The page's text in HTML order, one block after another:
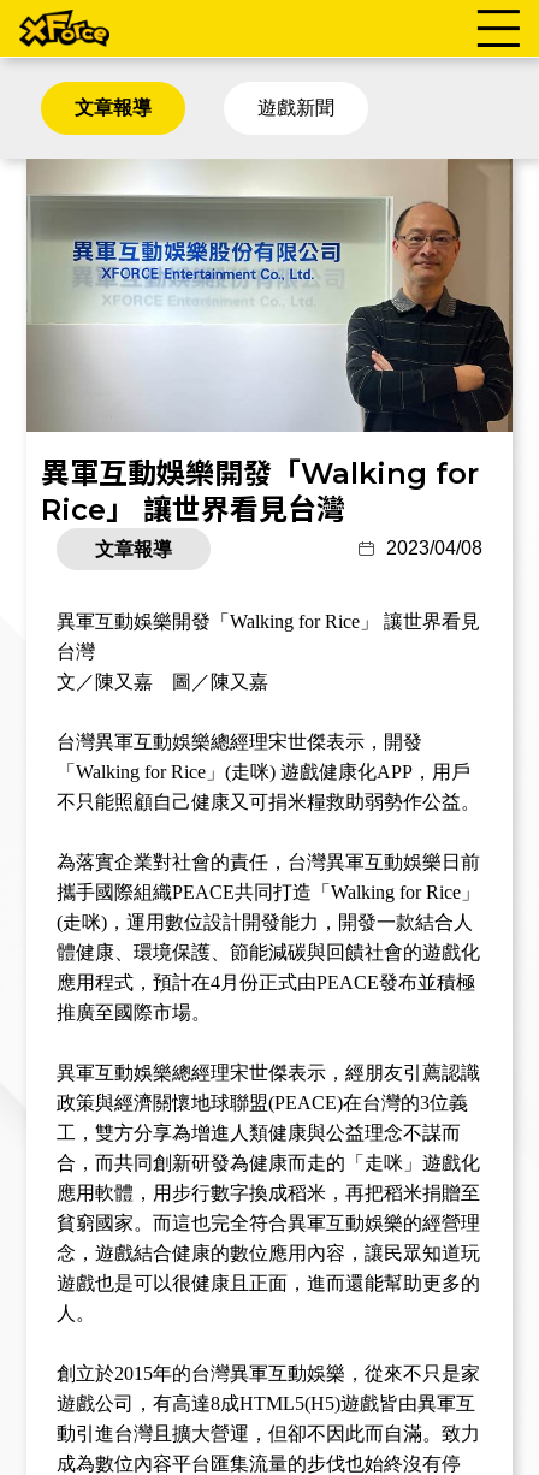
文章報導 遊戲新聞
異軍互動娛樂開發「Walking for
Rice」 讓世界看見台灣
文章報導 2023/04/08
異軍互動娛樂開發「Walking for Rice 」
讓世界看見
台灣
文 ／陳又嘉 圖／陳又嘉
台灣異軍互動娛樂總經理宋世傑表示，開發
「Walking for Rice 」(走咪)遊戲健康化APP ，用戶
不只能照顧自己健康又可捐米糧救助弱勢作公益。
為落實企業對社會的責任，台灣異軍互動娛樂日前
攜手國際組織PEACE共同打造「Walking for Rice 」
(走咪) ，運用數位設計開發能力，開發一款結合人
體健康、環境保護、節能減碳與回饋社會的遊戲化
應用程式，預計在4月份正式由PEACE發布並積極
推廣至國際市場。
異軍互動娛樂總經理宋世傑表示，經朋友引薦認識
政策與經濟關懷地球聯盟(PEACE)在台灣的3位義
工，雙方分享為增進人類健康與公益理念不謀而
合，而共同創新研發為健康而走的「走咪」遊戲化
應用軟體，用步行數字換成稻米，再把稻米捐贈至
貧窮國家。而這也完全符合異軍互動娛樂的經營理
念，遊戲結合健康的數位應用內容，讓民眾知道玩
遊戲也是可以很健康且正面，進而還能幫助更多的
人。
創立於2015年的台灣異軍互動娛樂，從來不只是家
遊戲公司，有高達8成HTML5(H5)遊戲皆由異軍互
動引進台灣且擴大營運，但卻不因此而自滿。致力
成為數位內容平台匯集流量的步伐也始終沒有停